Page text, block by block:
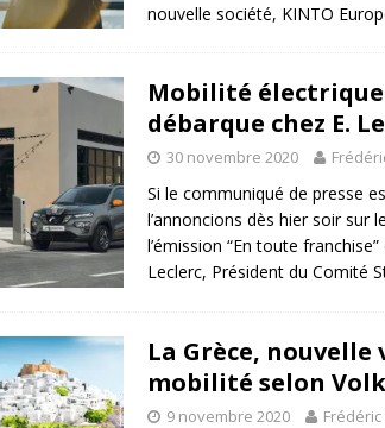
nouvelle société, KINTO
Mobilité électrique
débarque chez E.
30 novembre 2020
Si le communiqué de presse
l’annoncions dès hier soir sur
l’émission “En toute
Leclerc, Président du Comité
La Grèce,
mobilité selon
9 novembre 2020 Frédéric